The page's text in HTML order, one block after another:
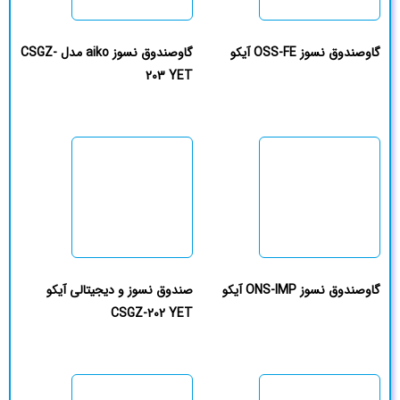
گاوصندوق نسوز OSS-FE آیکو
گاوصندوق نسوز aiko مدل CSGZ-
203 YET
گاوصندوق نسوز ONS-IMP آیکو
صندوق نسوز و دیجیتالی آیکو
CSGZ-202 YET